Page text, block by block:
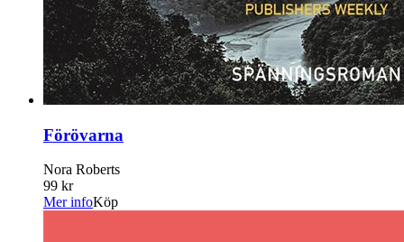
Förövarna
Nora Roberts
99 kr
Mer infoKöp